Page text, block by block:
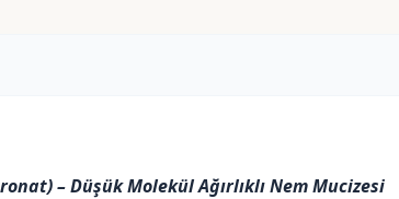
– Düşük Molekül Ağırlıklı Nem Mucizesi